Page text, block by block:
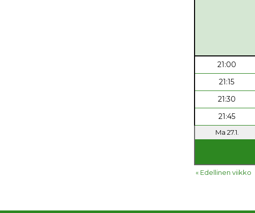
21:00
21:15
21:30
21:45
Ma 27.1.
« Edellinen viikko